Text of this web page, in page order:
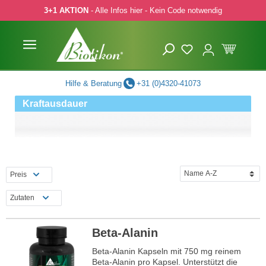
Hauptinhalt springen
Zur Suche springen
Zur Hauptnavigation springen
3+1 AKTION - Alle Infos hier - Kein Code notwendig
Hilfe & Beratung +31 (0)4320-41073
Kraftausdauer
Preis
Zutaten
Beta-Alanin
Beta-Alanin Kapseln mit 750 mg reinem
Beta-Alanin pro Kapsel. Unterstützt die